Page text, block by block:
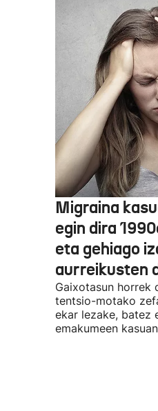
Migraina
egin dira
eta gehiago
aurreikusten
Gaixotasun horrek
tentsio-motako
ekar lezake, batez
emakumeen